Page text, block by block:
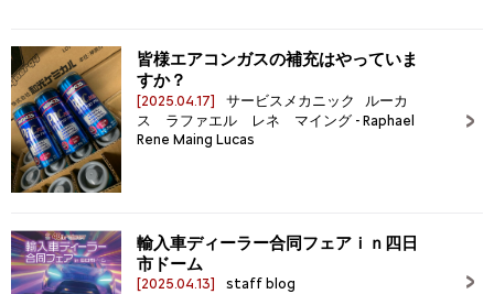
皆様エアコンガスの補充はやっていま
すか？
[2025.04.17]
サービスメカニック ルーカ
ス ラファエル レネ マイング - Raphael
Rene Maing Lucas
輸入車ディーラー合同フェアｉｎ四日
市ドーム
[2025.04.13] staff blog